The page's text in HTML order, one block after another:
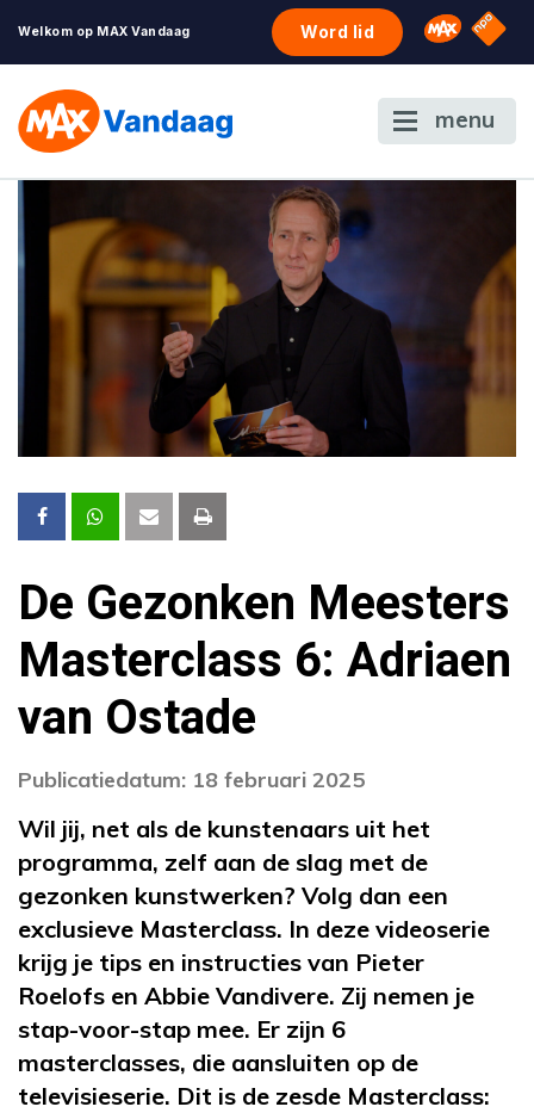
Welkom op MAX Vandaag Word lid Omroep
NPO
menu
De Gezonken Meesters
Masterclass 6: Adriaen
van Ostade
Publicatiedatum: 18 februari 2025
Wil jij, net als de kunstenaars uit het
programma, zelf aan de slag met de
gezonken kunstwerken? Volg dan een
exclusieve Masterclass. In deze videoserie
krijg je tips en instructies van Pieter
Roelofs en Abbie Vandivere. Zij nemen je
stap-voor-stap mee. Er zijn 6
masterclasses, die aansluiten op de
televisieserie. Dit is de zesde Masterclass: